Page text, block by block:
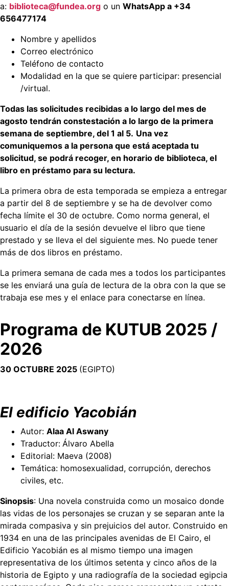
a: biblioteca@fundea.org o un WhatsApp a +34
656477174
Nombre y apellidos
Correo electrónico
Teléfono de contacto
Modalidad en la que se quiere participar: presencial
/virtual.
Todas las solicitudes recibidas a lo largo del mes de
agosto tendrán constestación a lo largo de la primera
semana de septiembre, del 1 al 5. Una vez
comuniquemos a la persona que está aceptada tu
solicitud, se podrá recoger, en horario de biblioteca, el
libro en préstamo para su lectura.
La primera obra de esta temporada se empieza a entregar
a partir del 8 de septiembre y se ha de devolver como
fecha límite el 30 de octubre. Como norma general, el
usuario el día de la sesión devuelve el libro que tiene
prestado y se lleva el del siguiente mes. No puede tener
más de dos libros en préstamo.
La primera semana de cada mes a todos los participantes
se les enviará una guía de lectura de la obra con la que se
trabaja ese mes y el enlace para conectarse en línea.
Programa de KUTUB 2025 /
2026
30 OCTUBRE 2025 (EGIPTO)
El edificio Yacobián
Autor: Alaa Al Aswany
Traductor: Álvaro Abella
Editorial: Maeva (2008)
Temática: homosexualidad, corrupción, derechos
civiles, etc.
Sinopsis: Una novela construida como un mosaico donde
las vidas de los personajes se cruzan y se separan ante la
mirada compasiva y sin prejuicios del autor. Construido en
1934 en una de las principales avenidas de El Cairo, el
Edificio Yacobián es al mismo tiempo una imagen
representativa de los últimos setenta y cinco años de la
historia de Egipto y una radiografía de la sociedad egipcia